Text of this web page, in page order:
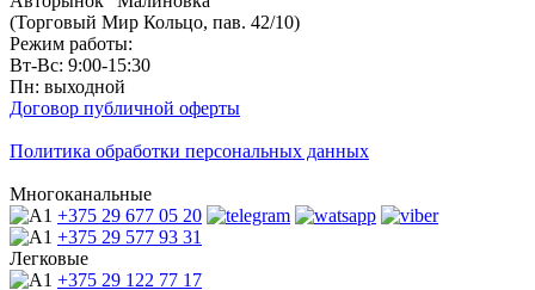
(Торговый Мир Кольцо, пав. 42/10)
Режим работы:
Вт-Вс: 9:00-15:30
Пн: выходной
Договор публичной оферты
Политика обработки персональных данных
Многоканальные
+375 29 677 05 20
+375 29 577 93 31
Легковые
+375 29 122 77 17